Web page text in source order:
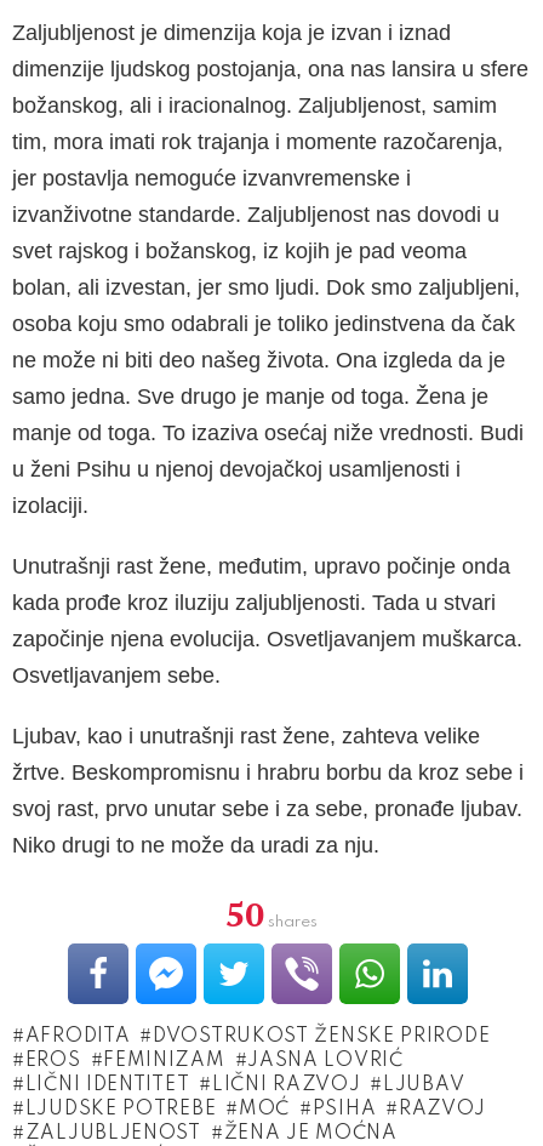
Zaljubljenost je dimenzija koja je izvan i iznad
dimenzije ljudskog postojanja, ona nas lansira u sfere
božanskog, ali i iracionalnog. Zaljubljenost, samim
tim, mora imati rok trajanja i momente razočarenja,
jer postavlja nemoguće izvanvre­menske i
izvanživotne standarde. Zaljubljenost nas dovodi u
svet rajskog i božanskog, iz kojih je pad veoma
bolan, ali izvestan, jer smo ljudi. Dok smo zaljubljeni,
osoba koju smo odabrali je toli­ko jedinstvena da čak
ne može ni biti deo našeg života. Ona izgleda da je
samo jedna. Sve drugo je manje od toga. Žena je
manje od toga. To iza­ziva osećaj niže vrednosti. Budi
u ženi Psihu u njenoj devojačkoj usamljenosti i
izolaciji.
Unutrašnji rast žene, međutim, upravo počinje onda
kada prođe kroz iluziju zaljubljenosti. Tada u stvari
započinje njena evolucija. Osvetljava­njem muškarca.
Osvetljavanjem sebe.
Ljubav, kao i unutrašnji rast žene, zahteva velike
žrtve. Beskompromisnu i hrabru borbu da kroz sebe i
svoj rast, prvo unutar sebe i za sebe, pro­nađe ljubav.
Niko drugi to ne može da uradi za nju.
50 shares
AFRODITA
DVOSTRUKOST ŽENSKE PRIRODE
EROS
FEMINIZAM
JASNA LOVRIĆ
LIČNI IDENTITET
LIČNI RAZVOJ
LJUBAV
LJUDSKE POTREBE
MOĆ PSIHA
RAZVOJ
ZALJUBLJENOST
ŽENA JE MOĆNA